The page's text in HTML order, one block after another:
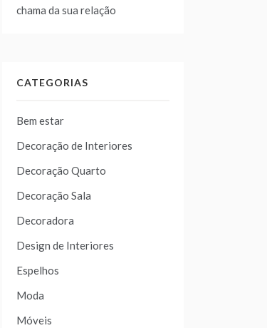
chama da sua relação
CATEGORIAS
Bem estar
Decoração de Interiores
Decoração Quarto
Decoração Sala
Decoradora
Design de Interiores
Espelhos
Moda
Móveis